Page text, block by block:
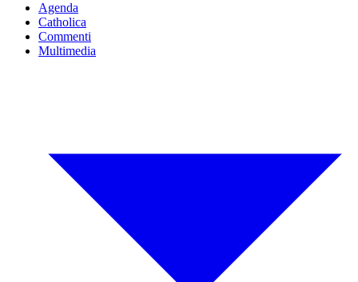
Agenda
Catholica
Commenti
Multimedia